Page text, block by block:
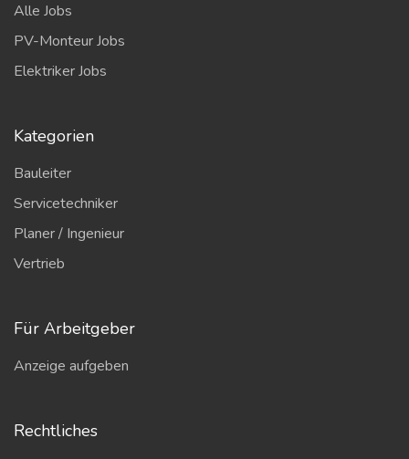
Alle Jobs
PV-Monteur Jobs
Elektriker Jobs
Kategorien
Bauleiter
Servicetechniker
Planer / Ingenieur
Vertrieb
Für Arbeitgeber
Anzeige aufgeben
Rechtliches